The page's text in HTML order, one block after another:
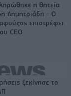
η θητεία
Δημητριάδη - Ο
επιστρέφει
CEO
ξεκίνησε το